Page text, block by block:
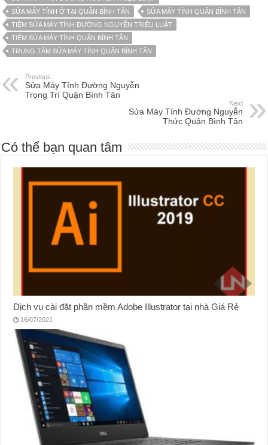
SỬA MÁY TÍNH Ở TẠI QUẬN BÌNH TÂN
SỬA MÁY TÍNH QUẬN BÌNH TÂN
TIỆM SỬA MÁY TÍNH ĐƯỜNG NGUYỄN TRIỆU LUẬT
TIỆM SỬA MÁY TÍNH QUẬN BÌNH TÂN
TRUNG TÂM SỬA MÁY TÍNH QUẬN BÌNH TÂN
Previous
Sửa Máy Tính Đường Nguyễn
Trọng Trí Quận Bình Tân
Next
Sửa Máy Tính Đường Nguyễn
Thức Quận Bình Tân
Có thể bạn quan tâm
Dịch vụ cài đặt phần mềm Adobe Illustrator tại nhà Giá Rẻ
16/07/2021